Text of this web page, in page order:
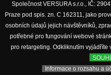
Společnost VERSURA s.r.o., IČ:
Praze pod spis. zn. C 162311, jako
osobních údajů jejich návštěvníků,
potřebné pro fungování webové
pro retargeting. Odkliknutím
Informace o rozsahu a